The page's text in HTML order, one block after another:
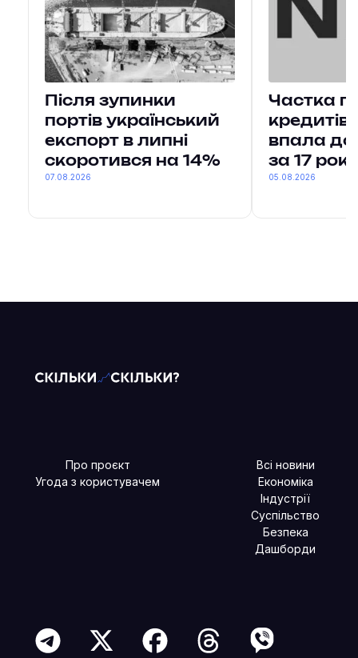
Після зупинки
портів український
експорт в липні
скоротився на 14%
07.08.2026
Частка
кредитів
впала до
за 17
05.08.2026
Про проєкт
Угода з користувачем
Всі новини
Економіка
Індустрії
Суспільство
Безпека
Дашборди
Читайте більше в наших соцмережах